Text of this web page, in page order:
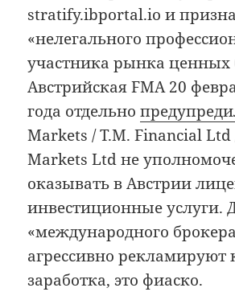
stratify.ibportal.io и
«нелегального
участника рынка ценных
Австрийская FMA 20
года отдельно
Markets / T.M. Financial Ltd
Markets Ltd не
оказывать в Австрии
инвестиционные услуги.
«международного
агрессивно рекламируют
заработка, это фиаско.